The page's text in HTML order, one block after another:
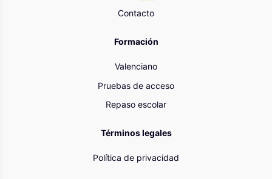
Contacto
Formación
Valenciano
Pruebas de acceso
Repaso escolar
Términos legales
Política de privacidad